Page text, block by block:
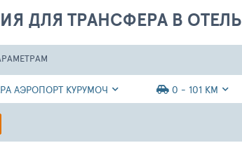
ДЛЯ ТРАНСФЕРА В ОТЕЛЬ
АЭРОПОРТ КУРУМОЧ 0 - 101 КМ